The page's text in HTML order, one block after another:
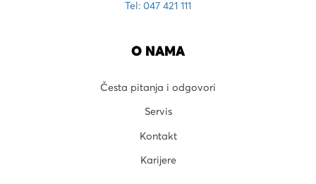
Tel: 047 421 111
O NAMA
Česta pitanja i odgovori
Servis
Kontakt
Karijere